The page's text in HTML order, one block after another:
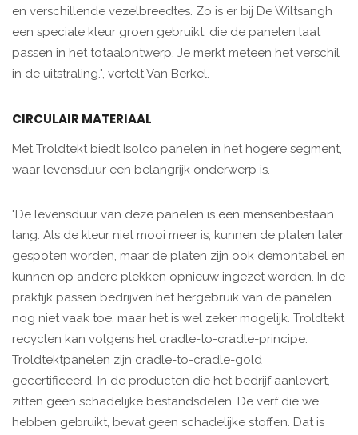
en verschillende vezelbreedtes. Zo is er bij De Wiltsangh
een speciale kleur groen gebruikt, die de panelen laat
passen in het totaalontwerp. Je merkt meteen het verschil
in de uitstraling.", vertelt Van Berkel.
CIRCULAIR MATERIAAL
Met Troldtekt biedt Isolco panelen in het hogere segment,
waar levensduur een belangrijk onderwerp is.
"De levensduur van deze panelen is een mensenbestaan
lang. Als de kleur niet mooi meer is, kunnen de platen later
gespoten worden, maar de platen zijn ook demontabel en
kunnen op andere plekken opnieuw ingezet worden. In de
praktijk passen bedrijven het hergebruik van de panelen
nog niet vaak toe, maar het is wel zeker mogelijk. Troldtekt
recyclen kan volgens het cradle-to-cradle-principe.
Troldtektpanelen zijn cradle-to-cradle-gold
gecertificeerd. In de producten die het bedrijf aanlevert,
zitten geen schadelijke bestandsdelen. De verf die we
hebben gebruikt, bevat geen schadelijke stoffen. Dat is